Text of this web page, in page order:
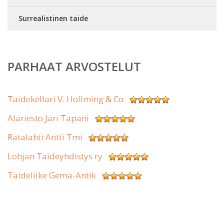
Surrealistinen taide
PARHAAT ARVOSTELUT
Taidekellari V. Hollming & Co
Alariesto Jari Tapani
Ratalahti Antti Tmi
Lohjan Taideyhdistys ry
Taideliike Gema-Antik